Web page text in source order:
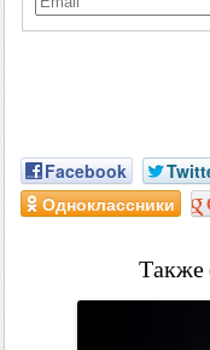
Facebook
Одноклассники
Также